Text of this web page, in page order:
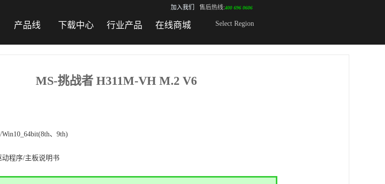
产品线 下载中心 行业产品 在线商城 Select Region
加入我们 售后热线:400 696 0606
MS-挑战者 H311M-VH M.2 V6
、9th)
序/主板说明书